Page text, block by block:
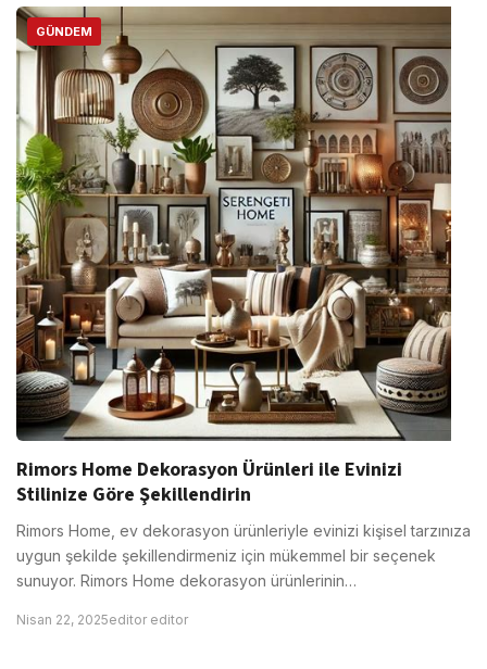
GÜNDEM
Rimors Home Dekorasyon Ürünleri ile Evinizi
Stilinize Göre Şekillendirin
Rimors Home, ev dekorasyon ürünleriyle evinizi kişisel tarzınıza
uygun şekilde şekillendirmeniz için mükemmel bir seçenek
sunuyor. Rimors Home dekorasyon ürünlerinin…
Nisan 22, 2025editor editor